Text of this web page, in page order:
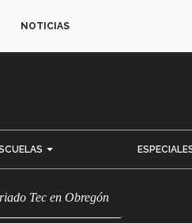
NOTICIAS
Tec en Obregón